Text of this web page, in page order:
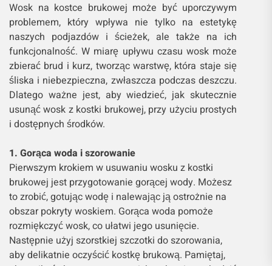
Wosk na kostce brukowej może być uporczywym
problemem, który wpływa nie tylko na estetykę
naszych podjazdów i ścieżek, ale także na ich
funkcjonalność. W miarę upływu czasu wosk może
zbierać brud i kurz, tworząc warstwę, która staje się
śliska i niebezpieczna, zwłaszcza podczas deszczu.
Dlatego ważne jest, aby wiedzieć, jak skutecznie
usunąć wosk z kostki brukowej, przy użyciu prostych
i dostępnych środków.
1. Gorąca woda i szorowanie
Pierwszym krokiem w usuwaniu wosku z kostki
brukowej jest przygotowanie gorącej wody. Możesz
to zrobić, gotując wodę i nalewając ją ostrożnie na
obszar pokryty woskiem. Gorąca woda pomoże
rozmiękczyć wosk, co ułatwi jego usunięcie.
Następnie użyj szorstkiej szczotki do szorowania,
aby delikatnie oczyścić kostkę brukową. Pamiętaj,